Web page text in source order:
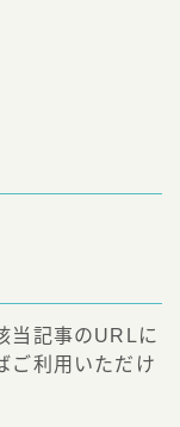
当記事のURLに
ご利用いただけ